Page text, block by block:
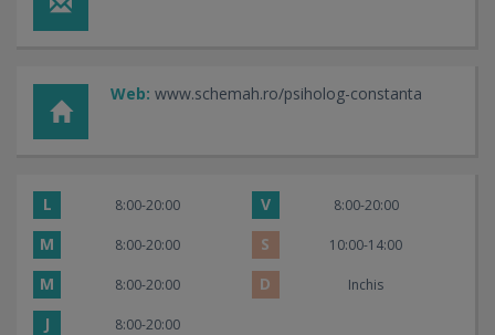
Web: www.schemah.ro/psiholog-constanta
L 8:00-20:00 V 8:00-20:00
M 8:00-20:00 S 10:00-14:00
M 8:00-20:00 D Inchis
J 8:00-20:00